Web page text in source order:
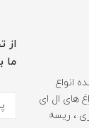
انواع
های ال ای
، ریسه
از
ما